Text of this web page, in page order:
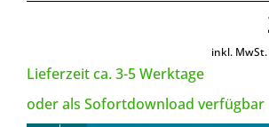
inkl. MwSt.
Lieferzeit ca. 3-5 Werktage
oder als Sofortdownload verfügbar